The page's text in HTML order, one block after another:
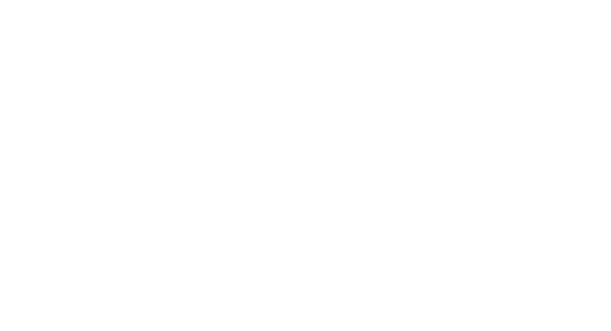
mit Fluchterfahrung und Migrationshintergrund